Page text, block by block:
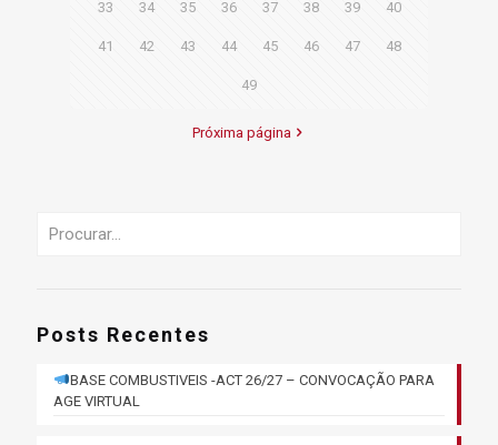
33 34 35 36 37 38 39 40
41 42 43 44 45 46 47 48
49
Próxima página
Posts Recentes
BASE COMBUSTIVEIS -ACT 26/27 – CONVOCAÇÃO PARA
AGE VIRTUAL